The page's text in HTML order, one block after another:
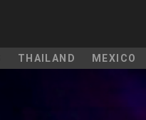
THAILAND MEXICO